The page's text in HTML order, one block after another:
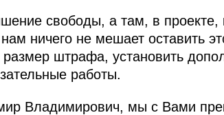
свободы, а там, в проекте,
ничего не мешает оставить
штрафа, установить
работы.
Владимирович, мы с Вами